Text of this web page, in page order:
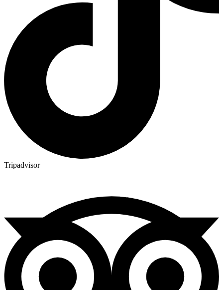
Tripadvisor